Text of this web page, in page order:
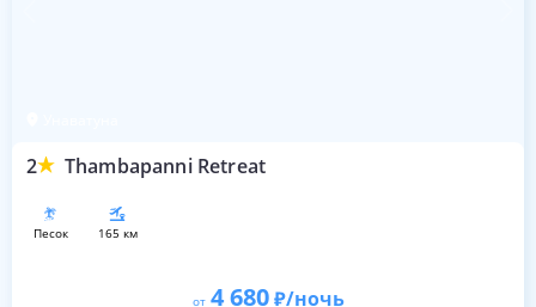
2 Thambapanni Retreat
песок 165 км
от 4 680 /ночь